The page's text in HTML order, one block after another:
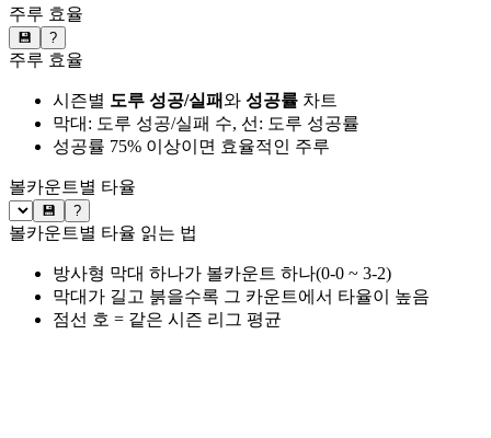
주루 효율
💾 ?
주루 효율
시즌별 도루 성공/실패와 성공률 차트
막대: 도루 성공/실패 수, 선: 도루 성공률
성공률 75% 이상이면 효율적인 주루
볼카운트별 타율
💾 ?
볼카운트별 타율 읽는 법
방사형 막대 하나가 볼카운트 하나(0-0 ~ 3-2)
막대가 길고 붉을수록 그 카운트에서 타율이 높음
점선 호 = 같은 시즌 리그 평균